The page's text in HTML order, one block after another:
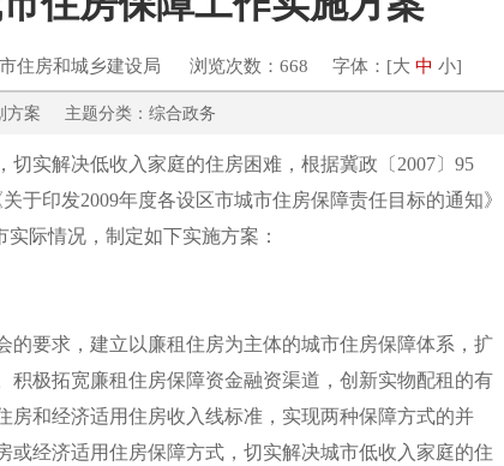
住房和城乡建设局 浏览次数：668 字体：[大 中 小]
划方案 主题分类：综合政务
实解决低收入家庭的住房困难，根据冀政〔2007〕95
于印发2009年度各设区市城市住房保障责任目标的通知》
实际情况，制定如下实施方案：
要求，建立以廉租住房为主体的城市住房保障体系，扩
积极拓宽廉租住房保障资金融资渠道，创新实物配租的有
房和经济适用住房收入线标准，实现两种保障方式的并
或经济适用住房保障方式，切实解决城市低收入家庭的住